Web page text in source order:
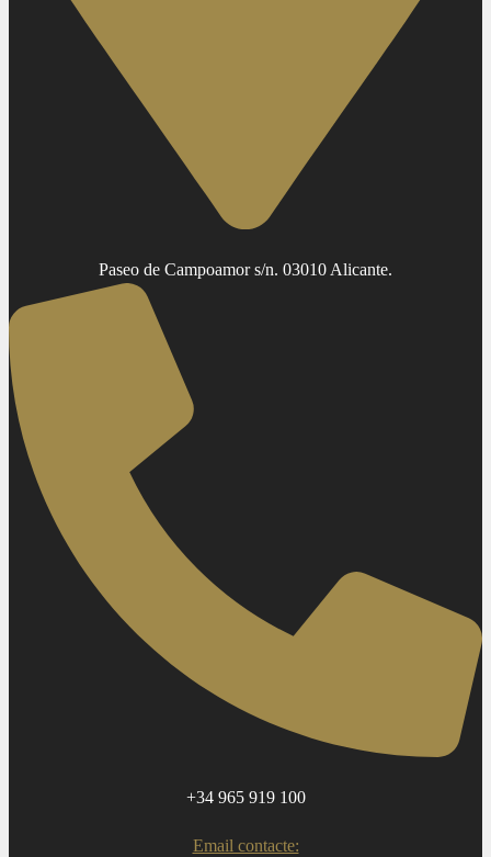
Paseo de Campoamor s/n. 03010 Alicante.
+34 965 919 100
Email contacte: